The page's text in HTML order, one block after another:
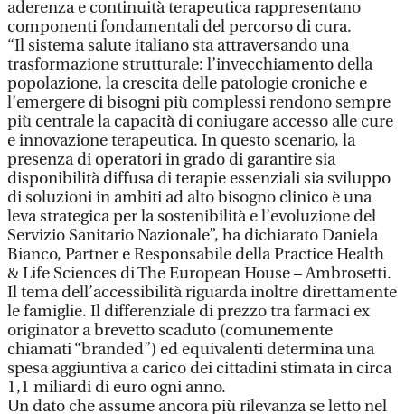
aderenza e continuità terapeutica rappresentano
componenti fondamentali del percorso di cura.
“Il sistema salute italiano sta attraversando una
trasformazione strutturale: l’invecchiamento della
popolazione, la crescita delle patologie croniche e
l’emergere di bisogni più complessi rendono sempre
più centrale la capacità di coniugare accesso alle cure
e innovazione terapeutica. In questo scenario, la
presenza di operatori in grado di garantire sia
disponibilità diffusa di terapie essenziali sia sviluppo
di soluzioni in ambiti ad alto bisogno clinico è una
leva strategica per la sostenibilità e l’evoluzione del
Servizio Sanitario Nazionale”, ha dichiarato Daniela
Bianco, Partner e Responsabile della Practice Health
& Life Sciences di The European House – Ambrosetti.
Il tema dell’accessibilità riguarda inoltre direttamente
le famiglie. Il differenziale di prezzo tra farmaci ex
originator a brevetto scaduto (comunemente
chiamati “branded”) ed equivalenti determina una
spesa aggiuntiva a carico dei cittadini stimata in circa
1,1 miliardi di euro ogni anno.
Un dato che assume ancora più rilevanza se letto nel